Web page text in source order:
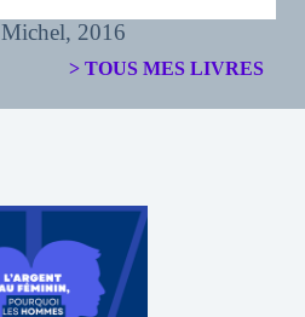
2016
> TOUS MES LIVRES